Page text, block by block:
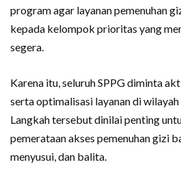
program agar layanan pemenuhan
kepada kelompok prioritas yang
segera.
Karena itu, seluruh SPPG diminta
serta optimalisasi layanan di
Langkah tersebut dinilai penting
pemerataan akses pemenuhan gizi
menyusui, dan balita.